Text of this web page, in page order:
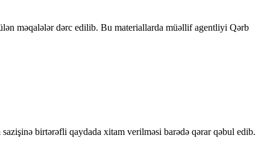
məqalələr dərc edilib. Bu materiallarda müəllif agentliyi Qərb
birtərəfli qaydada xitam verilməsi barədə qərar qəbul edib.